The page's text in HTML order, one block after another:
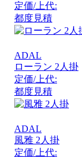
定価/上代:
都度見積
ADAL
ローラン 2人掛
定価/上代:
都度見積
ADAL
風雅 2人掛
定価/上代: